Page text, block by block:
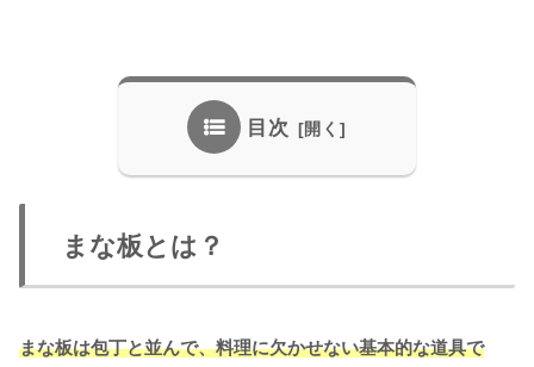
目次
まな板とは？
まな板は包丁と並んで、料理に欠かせない基本的な道具で